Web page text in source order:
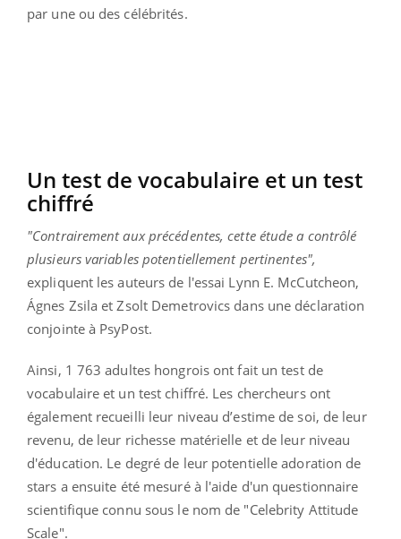
par une ou des célébrités.
Un test de vocabulaire et un test
chiffré
"Contrairement aux précédentes, cette étude a contrôlé
plusieurs variables potentiellement pertinentes",
expliquent les auteurs de l'essai Lynn E. McCutcheon,
Ágnes Zsila et Zsolt Demetrovics dans une déclaration
conjointe à PsyPost.
Ainsi, 1 763 adultes hongrois ont fait un test de
vocabulaire et un test chiffré. Les chercheurs ont
également recueilli leur niveau d’estime de soi, de leur
revenu, de leur richesse matérielle et de leur niveau
d'éducation. Le degré de leur potentielle adoration de
stars a ensuite été mesuré à l'aide d'un questionnaire
scientifique connu sous le nom de "Celebrity Attitude
Scale".